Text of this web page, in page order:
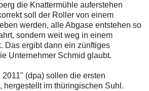
die Knattermühle auferstehen
soll der Roller von einem
werden, alle Abgase entstehen so
sondern weit weg in einem
Das ergibt dann ein zünftiges
Unternehmer Schmid glaubt.
(dpa) sollen die ersten
hergestellt im thüringischen Suhl.